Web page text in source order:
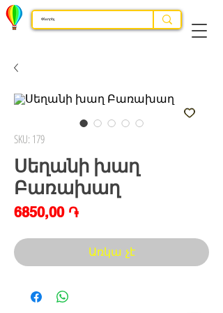
SKU: 179
Սեղանի խաղ
Բառախաղ
6850,00 ֏Price
Առկա չէ